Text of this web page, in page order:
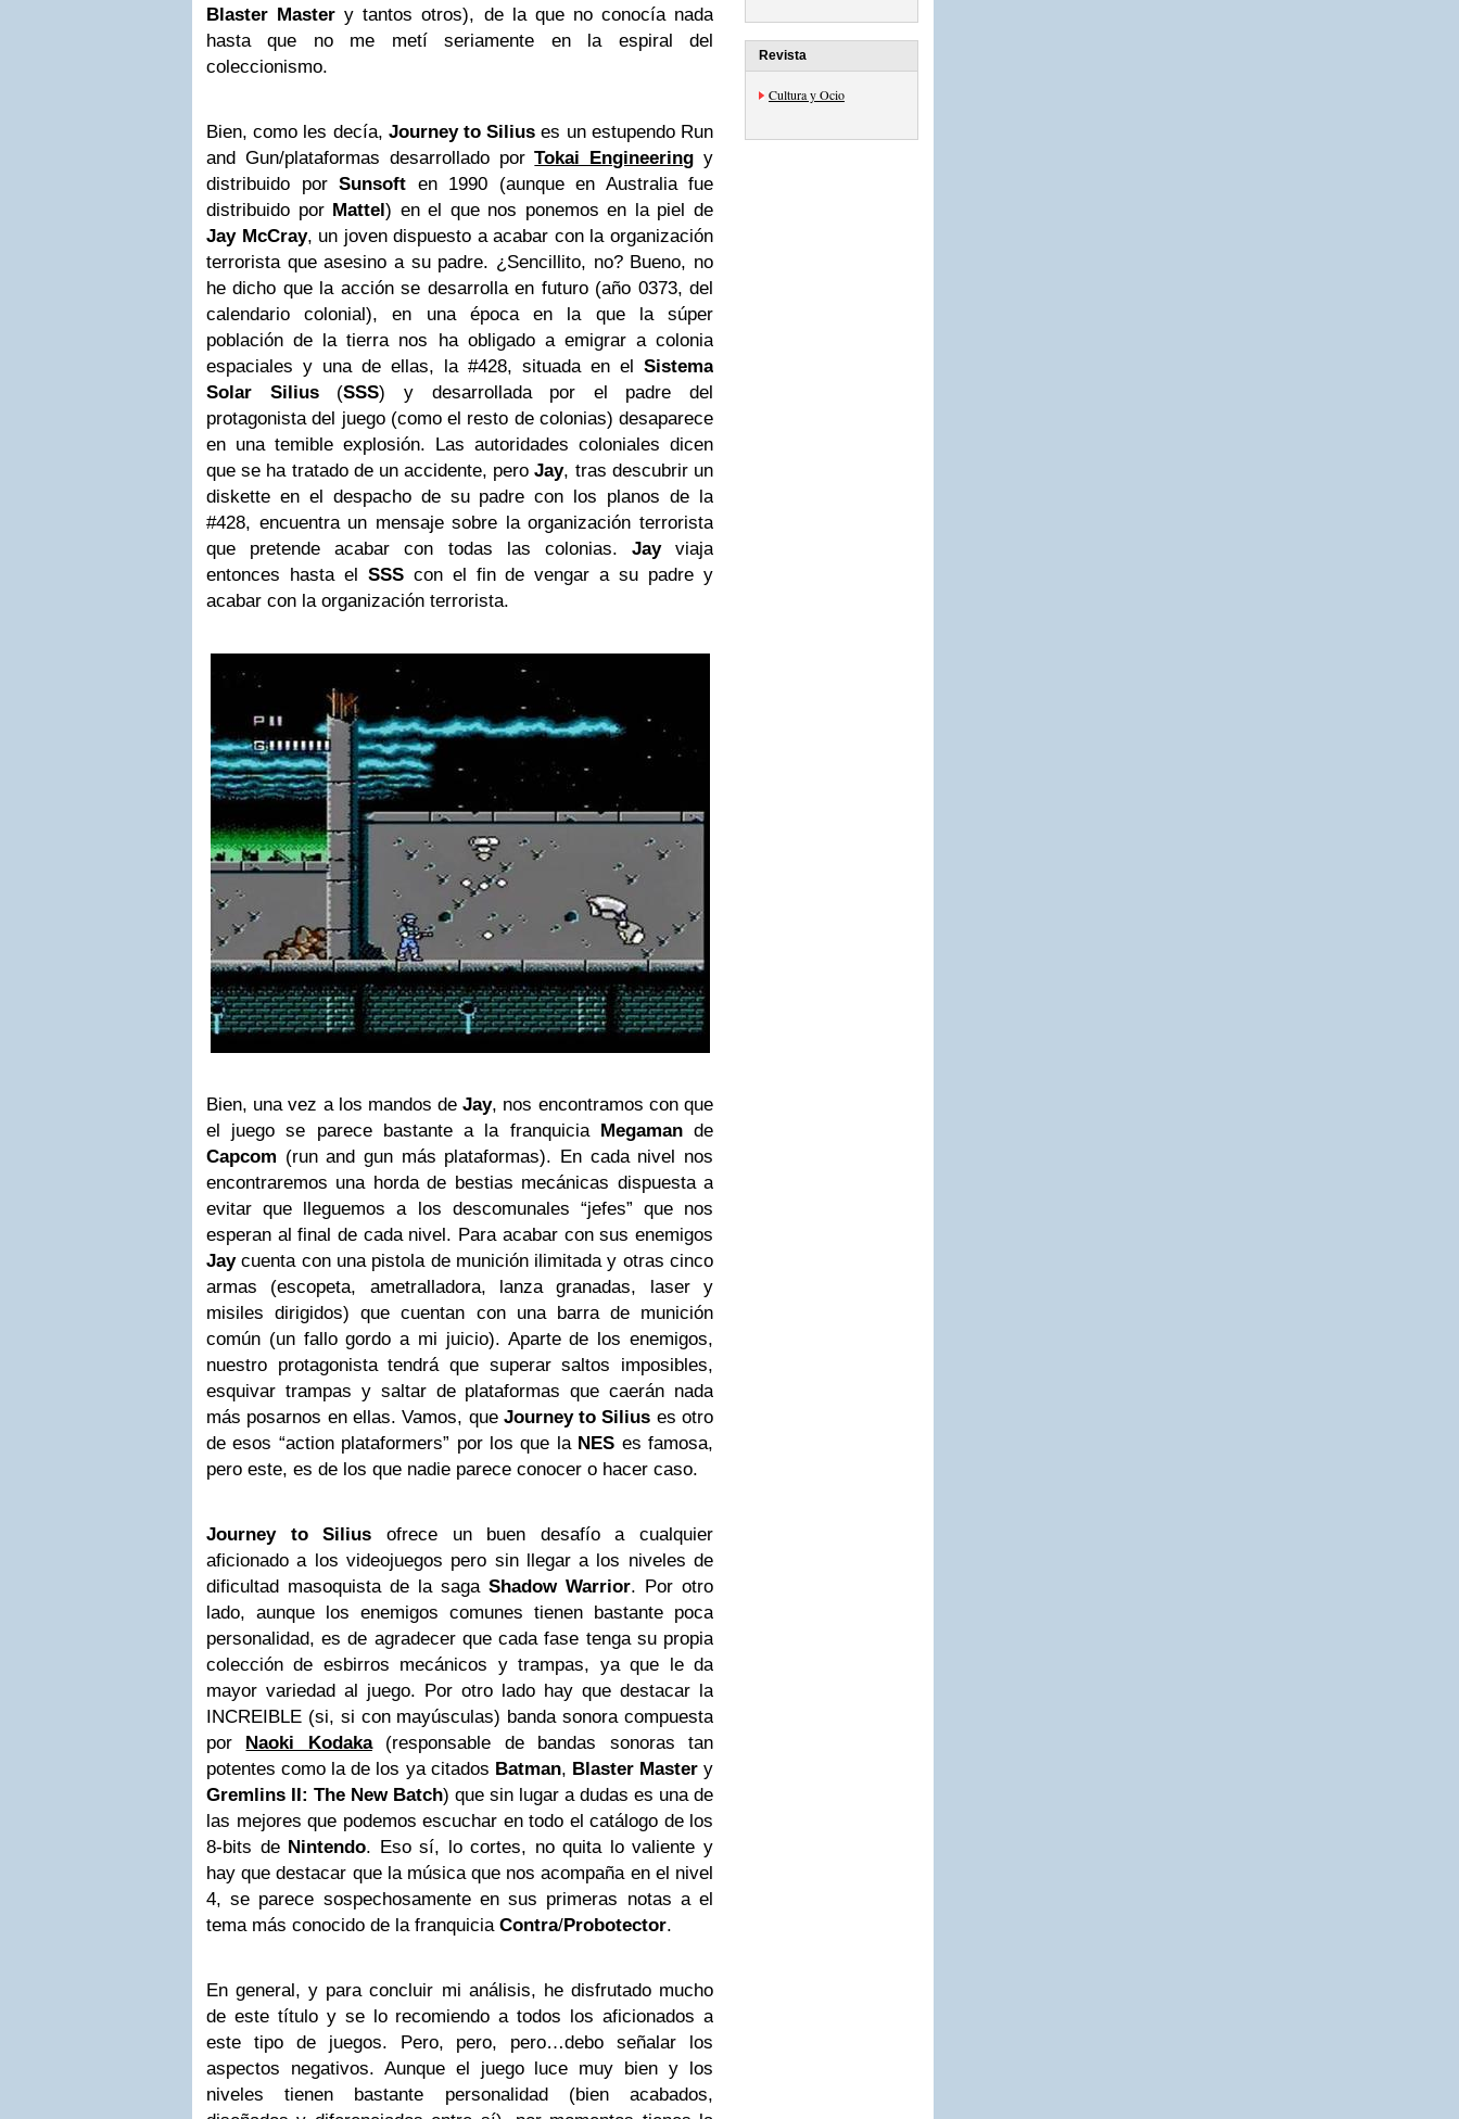
Blaster Master y tantos otros), de la que no conocía nada
hasta que no me metí seriamente en la espiral del
coleccionismo.
Bien, como les decía, Journey to Silius es un estupendo Run
and Gun/plataformas desarrollado porTokai Engineering y
distribuido por Sunsoft en 1990 (aunque en Australia fue
distribuido por Mattel) en el que nos ponemos en la piel de
Jay McCray, un joven dispuesto a acabar con la organización
terrorista que asesino a su padre. ¿Sencillito, no? Bueno, no
he dicho que la acción se desarrolla en futuro (año 0373, del
calendario colonial), en una época en la que la súper
población de la tierra nos ha obligado a emigrar a colonia
espaciales y una de ellas, la #428, situada en el Sistema
Solar Silius(SSS) y desarrollada por el padre del
protagonista del juego (como el resto de colonias) desaparece
en una temible explosión. Las autoridades coloniales dicen
que se ha tratado de un accidente, peroJay, tras descubrir un
diskette en el despacho de su padre con los planos de la
#428, encuentra un mensaje sobre la organización terrorista
que pretende acabar con todas las colonias. Jayviaja
entonces hasta el SSScon el fin de vengar a su padre y
acabar con la organización terrorista.
Bien, una vez a los mandos deJay, nos encontramos con que
el juego se parece bastante a la franquicia Megamande
Capcom (run and gun más plataformas). En cada nivel nos
encontraremos una horda de bestias mecánicas dispuesta a
evitar que lleguemos a los descomunales “jefes” que nos
esperan al final de cada nivel. Para acabar con sus enemigos
Jaycuenta con una pistola de munición ilimitada y otras cinco
armas (escopeta, ametralladora, lanza granadas, laser y
misiles dirigidos) que cuentan con una barra de munición
común (un fallo gordo a mi juicio). Aparte de los enemigos,
nuestro protagonista tendrá que superar saltos imposibles,
esquivar trampas y saltar de plataformas que caerán nada
más posarnos en ellas. Vamos, que Journey to Silius es otro
de esos “action plataformers” por los que la NES es famosa,
pero este, es de los que nadie parece conocer o hacer caso.
Journey to Silius ofrece un buen desafío a cualquier
aficionado a los videojuegos pero sin llegar a los niveles de
dificultad masoquista de la saga Shadow Warrior. Por otro
lado, aunque los enemigos comunes tienen bastante poca
personalidad, es de agradecer que cada fase tenga su propia
colección de esbirros mecánicos y trampas, ya que le da
mayor variedad al juego. Por otro lado hay que destacar la
INCREIBLE (si, si con mayúsculas) banda sonora compuesta
por Naoki Kodaka(responsable de bandas sonoras tan
potentes como la de los ya citados Batman, Blaster Mastery
Gremlins II: The New Batch) que sin lugar a dudas es una de
las mejores que podemos escuchar en todo el catálogo de los
8-bits de Nintendo. Eso sí, lo cortes, no quita lo valiente y
hay que destacar que la música que nos acompaña en el nivel
4, se parece sospechosamente en sus primeras notas a el
tema más conocido de la franquicia Contra/Probotector.
En general, y para concluir mi análisis, he disfrutado mucho
de este título y se lo recomiendo a todos los aficionados a
este tipo de juegos. Pero, pero, pero…debo señalar los
aspectos negativos. Aunque el juego luce muy bien y los
niveles tienen bastante personalidad (bien acabados,
Revista
Cultura y Ocio